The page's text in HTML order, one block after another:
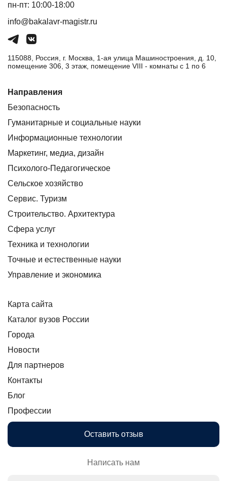
пн-пт: 10:00-18:00
info@bakalavr-magistr.ru
115088, Россия, г. Москва, 1-ая улица Машиностроения, д. 10,
помещение 306, 3 этаж, помещение VIII - комнаты с 1 по 6
Направления
Безопасность
Гуманитарные и социальные науки
Информационные технологии
Маркетинг, медиа, дизайн
Психолого-Педагогическое
Сельское хозяйство
Сервис. Туризм
Строительство. Архитектура
Сфера услуг
Техника и технологии
Точные и естественные науки
Управление и экономика
Карта сайта
Каталог вузов России
Города
Новости
Для партнеров
Контакты
Блог
Профессии
Оставить отзыв
Написать нам